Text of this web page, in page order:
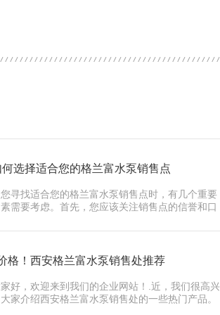
何选择适合您的格兰富水泵销售点
寻找适合您的格兰富水泵销售点时，有几个重要
需要考虑。首先，您应该关注销售点的信誉和口
格！西安格兰富水泵销售处推荐
好，欢迎来到我们的企业网站！.近，我们很高兴
家介绍西安格兰富水泵销售处的一些热门产品。